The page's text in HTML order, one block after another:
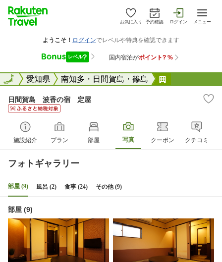
お気に入り 予約確認 ログイン メニュー
全国愛知県 南知多・日間賀島・篠島
全国
日間賀島 波香の宿 定屋
施設紹介 プラン 部屋 写真 クーポン クチコミ
フォトギャラリー
部屋 (9) 風呂 (2) 食事 (24) その他 (9)
部屋 (9)